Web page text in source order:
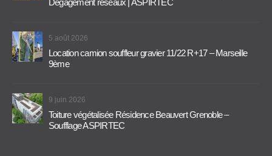
Dégagement réseaux | ASPIRTEC
5 août 2026
Location camion souffleur gravier 11/22 R+17 – Marseille
9ème
9 juin 2026
Toiture végétalisée Résidence Beauvert Grenoble –
Soufflage ASPIRTEC